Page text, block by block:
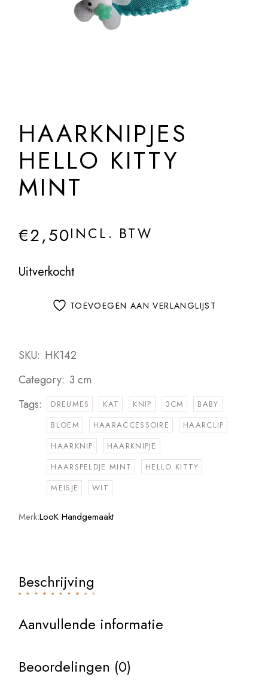
HAARKNIPJES
HELLO KITTY
MINT
€2,50INCL. BTW
Uitverkocht
TOEVOEGEN AAN VERLANGLIJST
SKU: HK142
Category: 3 cm
Tags:
DREUMES KAT KNIP 3CM
BABY
BLOEM
HAARACCESSOIRE
HAARCLIP
HAARKNIP
HAARKNIPJE
HAARSPELDJE MINT
HELLO KITTY
MEISJE
WIT
Merk:LooK Handgemaakt
Beschrijving
Aanvullende informatie
Beoordelingen (0)